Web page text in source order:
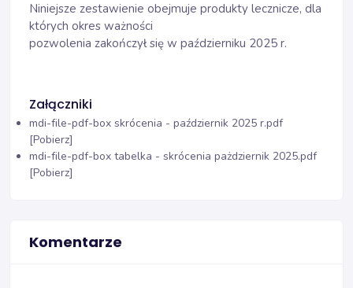
Niniejsze zestawienie obejmuje produkty lecznicze, dla
których okres ważności
pozwolenia zakończył się w październiku 2025 r.
Załączniki
mdi-file-pdf-box skrócenia - październik 2025 r.pdf
[Pobierz]
mdi-file-pdf-box tabelka - skrócenia pażdziernik 2025.pdf
[Pobierz]
Komentarze